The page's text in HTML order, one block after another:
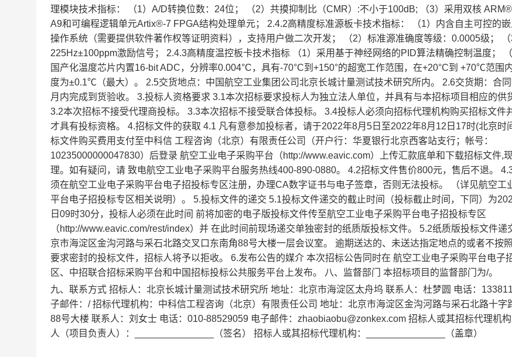
理模块技术指标： （1）A/D转换位数：24位； （2）共摸抑制比（CMR）:不小于100dB; （3）采用双核
A9和可编程逻辑单元Artix®-7 FPGA结构处理单元； 2.4.2高精度标准源板卡技术指标： （1）内含自主可控的
操作系统（需要提供软件著作权等证明资料），支持用户做二次开发； （2）标准源准确度等级：0.0005级；
225Hz±100ppm激励信号； 2.4.3高精度温控板卡技术指标 （1）采用基于神经网络的PID算法精确控制温度；
国产化温度芯片内置16-bit ADC，分辨率0.004°C，具有-70°C到+150°的超宽工作范围，在+20°C到 +70℃范围
度为±0.1℃（最大）。 2.5交货地点：中国航空工业集团公司北京长城计量测试技术研究所内。 2.6交货期：合
月内完成到货验收。 3.投标人资格要求 3.1本次招标要求投标人为独立法人单位，并具有与本招标项目相应的供
3.2本次招标不接受代理商投标。 3.3本次招标不接受联合体投标。 3.4投标人必须向招标代理机构购买招标文件
才具有投标资格。 4.招标文件的获取 4.1 凡有意参加投标者，请于2022年8月5日至2022年8月12日17时(北京时
标文件购买费用支付至中科信 工程咨询（北京）有限责任公司（开户行：华夏银行北京西客站支行；帐号：
10235000000047830）后登录 航空工业电子采购平台（http://www.eavic.com）上传汇款底单和下载招标文件,
理。如有疑问，请 致电航空工业电子采购平台服务热线400-890-0880。 4.2招标文件售价800元，售后不退。
须在航空工业电子采购平台电子招投标专区注册，办理CA数字证书与电子签章，否则无法投标。 （详见航空工
平台电子招投标专区相关说明）。 5.投标文件的递交 5.1投标文件递交的截止时间（投标截止时间，下同）为
日09时30分，投标人必须在此时间 前将加密的电子版投标文件传至航空工业电子采购平台电子招投标专区
（http://www.eavic.com/rest/index）并 在此时间前现场递交单独密封的纸质版投标文件。 5.2纸质版投标文件递
京市海淀区金沟河路与采石北路交叉口东南角88号大楼一层会议室。 逾期送达的、未送达指定地点的或者不按
要求密封的投标文件，招标人将予以拒收。 6.发布公告的媒介 本次招标公告同时在 航空工业电子采购平台电子
区、中招联合招标采购平台和中国招标投标公共服务平台上发布。 八、监督部门 本招标项目的监督部门为/。
九、联系方式 招标人：北京长城计量测试技术研究所 地址：北京市海淀区太舟坞 联系人：杜梦圆 电话：
子邮件：/ 招标代理机构：中科信工程咨询（北京）有限责任公司 地址：北京市海淀区金沟河路与采石北路十字
88号大楼 联系人：刘女士 电话：010-88529059 电子邮件：zhaobiaobu@zonkex.com 招标人或其招标代理机
人（项目负责人）：_______________（签名） 招标人或其招标代理机构：_______________（盖章）